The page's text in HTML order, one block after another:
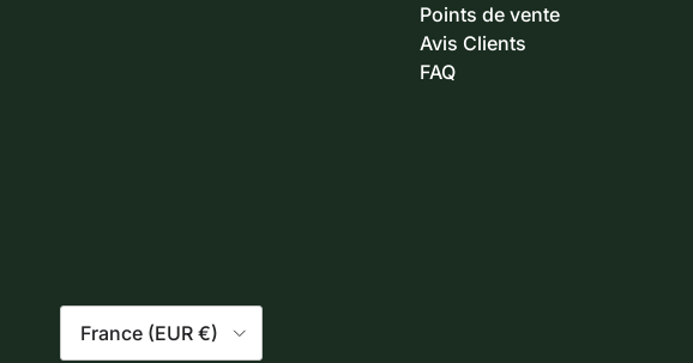
Points de vente
Avis Clients
FAQ
France (EUR €)